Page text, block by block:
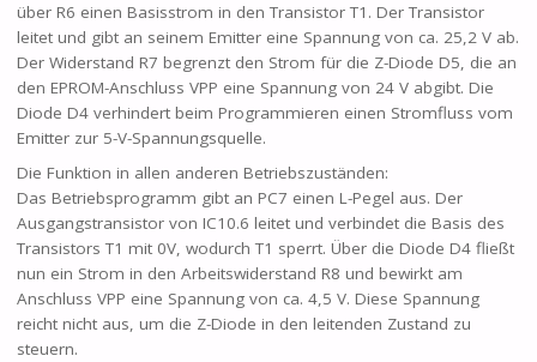
über R6 einen Basisstrom in den Transistor T1. Der Transistor
leitet und gibt an seinem Emitter eine Spannung von ca. 25,2 V ab.
Der Widerstand R7 begrenzt den Strom für die Z-Diode D5, die an
den EPROM-Anschluss VPP eine Spannung von 24 V abgibt. Die
Diode D4 verhindert beim Programmieren einen Stromfluss vom
Emitter zur 5-V-Spannungsquelle.
Die Funktion in allen anderen Betriebszuständen:
Das Betriebsprogramm gibt an PC7 einen L-Pegel aus. Der
Ausgangstransistor von IC10.6 leitet und verbindet die Basis des
Transistors T1 mit 0V, wodurch T1 sperrt. Über die Diode D4 fließt
nun ein Strom in den Arbeitswiderstand R8 und bewirkt am
Anschluss VPP eine Spannung von ca. 4,5 V. Diese Spannung
reicht nicht aus, um die Z-Diode in den leitenden Zustand zu
steuern.